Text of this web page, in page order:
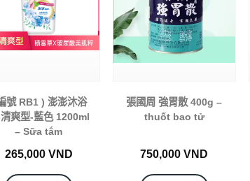
號 RB1 ) 澎澎沐浴
爽型-藍色 1200ml
– Sữa tắm
265,000 VND
張國周 強胃散 400g –
thuốt bao tử
750,000VND